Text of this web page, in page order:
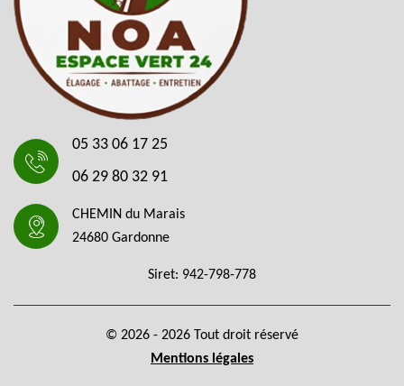
05 33 06 17 25
06 29 80 32 91
CHEMIN du Marais
24680 Gardonne
Siret: 942-798-778
© 2026 - 2026 Tout droit réservé
Mentions légales